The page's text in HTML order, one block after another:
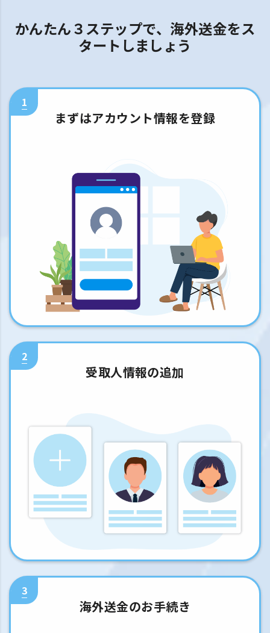
かんたん３ステップで、海外送金をス
タートしましょう
1
まずはアカウント情報を登録
2
受取人情報の追加
3
海外送金のお手続き